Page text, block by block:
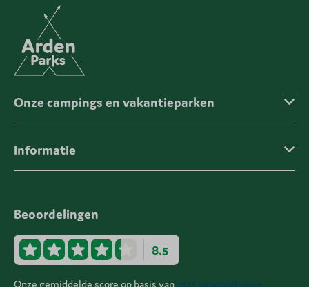
Onze campings en vakantieparken
Informatie
Beoordelingen
8.5
Onze gemiddelde score op basis van 1925 beoordelingen